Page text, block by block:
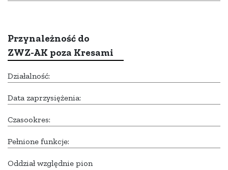
Przynależność do
ZWZ-AK poza Kresami
Działalność:
Data zaprzysiężenia:
Czasookres:
Pełnione funkcje:
Oddział względnie pion